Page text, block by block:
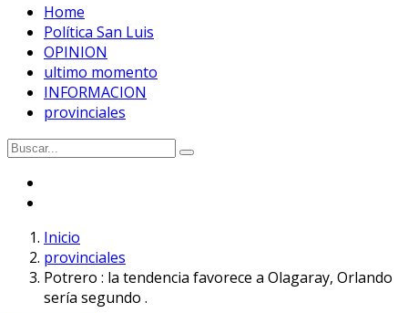
Home
Política San Luis
OPINION
ultimo momento
INFORMACION
provinciales
Inicio
provinciales
Potrero : la tendencia favorece a Olagaray, Orlando
sería segundo .